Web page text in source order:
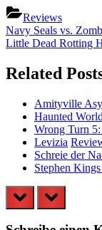
Reviews
Previous
Post:
Navy Seals vs.
Next
Little Dead Rotting
Related
Amityville
Haunted
Wrong Turn
Levizia
Schreie der
Stephen
prev next